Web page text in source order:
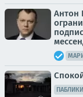
Антон
ПАБЛИКИ